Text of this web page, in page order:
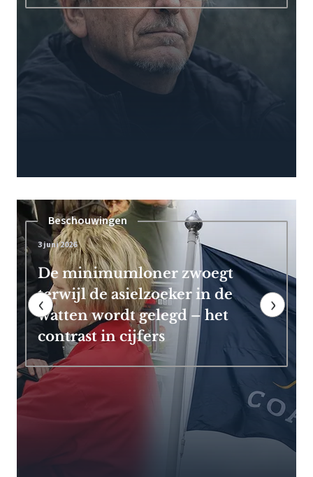
Pensioen
7 mei 2026
Frans Timmermans kan vroeg
met pensioen dankzij royale
EU-uitkering
‹ ›